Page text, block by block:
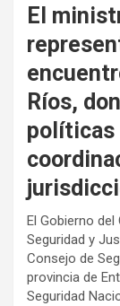
El
Ríos,
políticas
El Gobierno
Seguridad y
Consejo de
provincia de
Seguridad